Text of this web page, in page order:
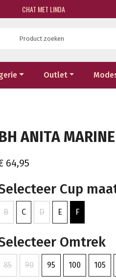
CHAT MET LINDA
Outlet
ANITA
64,95
Cup
B C D E F
Omtrek
85 90 95 100 105